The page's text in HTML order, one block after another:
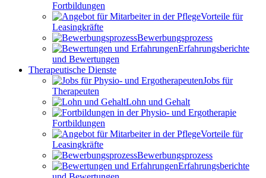
Fortbildungen
Vorteile für
Leasingkräfte
Bewerbungsprozess
Erfahrungsberichte
und Bewertungen
Therapeutische Dienste
Jobs für
Therapeuten
Lohn und Gehalt
Fortbildungen
Vorteile für
Leasingkräfte
Bewerbungsprozess
Erfahrungsberichte